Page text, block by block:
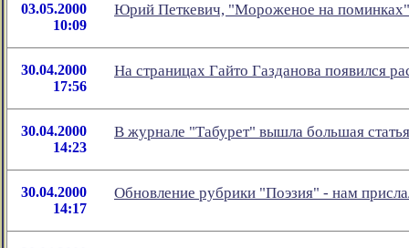
03.05.2000
10:09
Юрий Петкевич, "Мороженое на поминках"
30.04.2000
17:56
На страницах Гайто Газданова появился
30.04.2000
14:23
В журнале "Табурет" вышла большая
30.04.2000
14:17
Обновление рубрики "Поэзия" - нам